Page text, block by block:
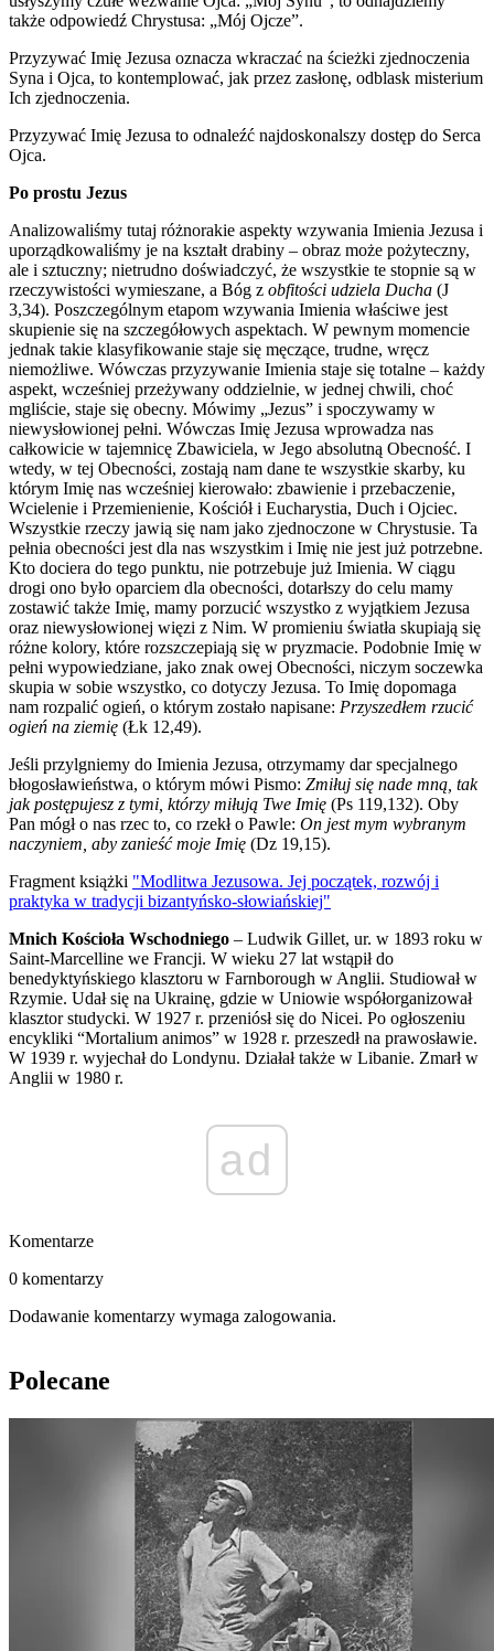
także odpowiedź Chrystusa: „Mój Ojcze”.
Przyzywać Imię Jezusa oznacza wkraczać na ścieżki zjednoczenia
Syna i Ojca, to kontemplować, jak przez zasłonę, odblask misterium
Ich zjednoczenia.
Przyzywać Imię Jezusa to odnaleźć najdoskonalszy dostęp do Serca
Ojca.
Po prostu Jezus
Analizowaliśmy tutaj różnorakie aspekty wzywania Imienia Jezusa i
uporządkowaliśmy je na kształt drabiny – obraz może pożyteczny,
ale i sztuczny; nietrudno doświadczyć, że wszystkie te stopnie są w
rzeczywistości wymieszane, a Bóg z obfitości udziela Ducha (J
3,34). Poszczególnym etapom wzywania Imienia właściwe jest
skupienie się na szczegółowych aspektach. W pewnym momencie
jednak takie klasyfikowanie staje się męczące, trudne, wręcz
niemożliwe. Wówczas przyzywanie Imienia staje się totalne – każdy
aspekt, wcześniej przeżywany oddzielnie, w jednej chwili, choć
mgliście, staje się obecny. Mówimy „Jezus” i spoczywamy w
niewysłowionej pełni. Wówczas Imię Jezusa wprowadza nas
całkowicie w tajemnicę Zbawiciela, w Jego absolutną Obecność. I
wtedy, w tej Obecności, zostają nam dane te wszystkie skarby, ku
którym Imię nas wcześniej kierowało: zbawienie i przebaczenie,
Wcielenie i Przemienienie, Kościół i Eucharystia, Duch i Ojciec.
Wszystkie rzeczy jawią się nam jako zjednoczone w Chrystusie. Ta
pełnia obecności jest dla nas wszystkim i Imię nie jest już potrzebne.
Kto dociera do tego punktu, nie potrzebuje już Imienia. W ciągu
drogi ono było oparciem dla obecności, dotarłszy do celu mamy
zostawić także Imię, mamy porzucić wszystko z wyjątkiem Jezusa
oraz niewysłowionej więzi z Nim. W promieniu światła skupiają się
różne kolory, które rozszczepiają się w pryzmacie. Podobnie Imię w
pełni wypowiedziane, jako znak owej Obecności, niczym soczewka
skupia w sobie wszystko, co dotyczy Jezusa. To Imię dopomaga
nam rozpalić ogień, o którym zostało napisane: Przyszedłem rzucić
ogień na ziemię (Łk 12,49).
Jeśli przylgniemy do Imienia Jezusa, otrzymamy dar specjalnego
błogosławieństwa, o którym mówi Pismo: Zmiłuj się nade mną, tak
jak postępujesz z tymi, którzy miłują Twe Imię (Ps 119,132). Oby
Pan mógł o nas rzec to, co rzekł o Pawle: On jest mym wybranym
naczyniem, aby zanieść moje Imię (Dz 19,15).
Fragment książki "Modlitwa Jezusowa. Jej początek, rozwój i
praktyka w tradycji bizantyńsko-słowiańskiej"
Mnich Kościoła Wschodniego – Ludwik Gillet, ur. w 1893 roku w
Saint-Marcelline we Francji. W wie­ku 27 lat wstąpił do
benedyktyńskiego klasztoru w Farnborough w Anglii. Studiował w
Rzymie. Udał się na Ukrainę, gdzie w Uniowie współorganizował
klasztor studycki. W 1927 r. przeniósł się do Nicei. Po ogłoszeniu
encykliki “Mortalium animos” w 1928 r. przeszedł na prawosławie.
W 1939 r. wyjechał do Londynu. Działał także w Libanie. Zmarł w
Anglii w 1980 r.
ad
Komentarze
0 komentarzy
Dodawanie komentarzy wymaga zalogowania.
Polecane